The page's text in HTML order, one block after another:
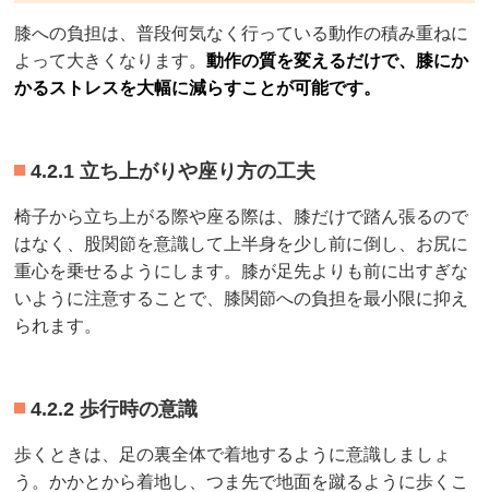
膝への負担は、普段何気なく行っている動作の積み重ねに
よって大きくなります。動作の質を変えるだけで、膝にか
かるストレスを大幅に減らすことが可能です。
4.2.1 立ち上がりや座り方の工夫
椅子から立ち上がる際や座る際は、膝だけで踏ん張るので
はなく、股関節を意識して上半身を少し前に倒し、お尻に
重心を乗せるようにします。膝が足先よりも前に出すぎな
いように注意することで、膝関節への負担を最小限に抑え
られます。
4.2.2 歩行時の意識
歩くときは、足の裏全体で着地するように意識しましょ
う。かかとから着地し、つま先で地面を蹴るように歩くこ